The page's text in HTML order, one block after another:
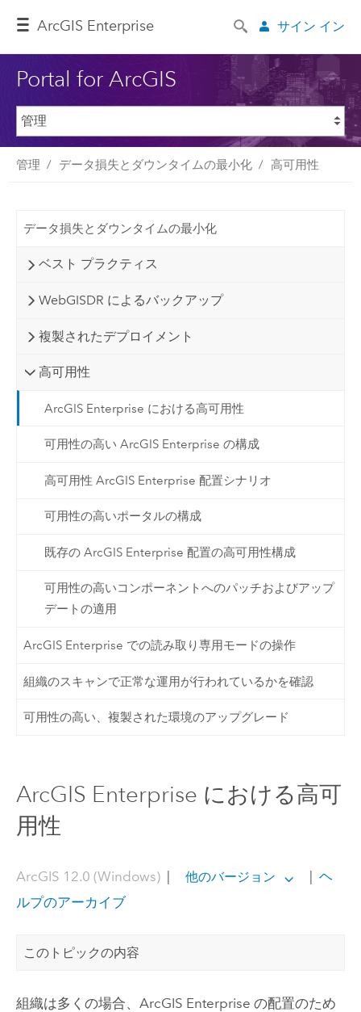
ArcGIS Enterprise サイン イン
Portal for ArcGIS
管理 データ損失とダウンタイムの最小化 高可用性
データ損失とダウンタイムの最小化
ベスト プラクティス
WebGISDR によるバックアップ
複製されたデプロイメント
高可用性
ArcGIS Enterprise における高可用性
可用性の高い ArcGIS Enterprise の構成
高可用性 ArcGIS Enterprise 配置シナリオ
可用性の高いポータルの構成
既存の ArcGIS Enterprise 配置の高可用性構成
可用性の高いコンポーネントへのパッチおよびアップ
デートの適用
ArcGIS Enterprise での読み取り専用モードの操作
組織のスキャンで正常な運用が行われているかを確認
可用性の高い、複製された環境のアップグレード
ArcGIS Enterprise における高可
用性
ArcGIS 12.0 (Windows)| 他のバージョン
ヘ
ルプのアーカイブ
このトピックの内容
組織は多くの場合、 ArcGIS Enterprise の配置のため